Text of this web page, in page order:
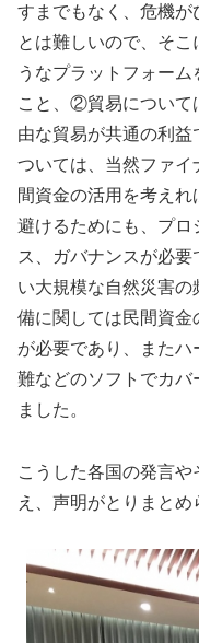
すまでもなく、危機が
とは難しいので、そ
うなプラットフォー
こと、②貿易について
由な貿易が共通の利
ついては、当然ファ
間資金の活用を考え
避けるためにも、プ
ス、ガバナンスが必
い大規模な自然災害
備に関しては民間資
が必要であり、また
難などのソフトでカバ
ました。
こうした各国の発言や
え、声明がとりまとめ